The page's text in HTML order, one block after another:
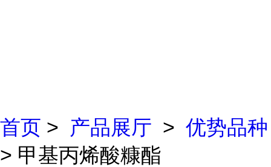
首页 > 产品展厅 > 优势品种
> 甲基丙烯酸糠酯